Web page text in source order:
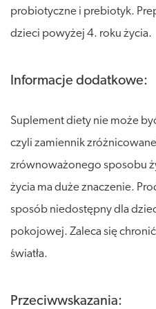
probiotyczne i prebiotyk.
dzieci powyżej 4. roku życia.
Informacje dodatkowe:
Suplement diety nie może
czyli zamiennik
zrównoważonego sposobu
życia ma duże znaczenie.
sposób niedostępny dla
pokojowej. Zaleca się
światła.
Przeciwwskazania: